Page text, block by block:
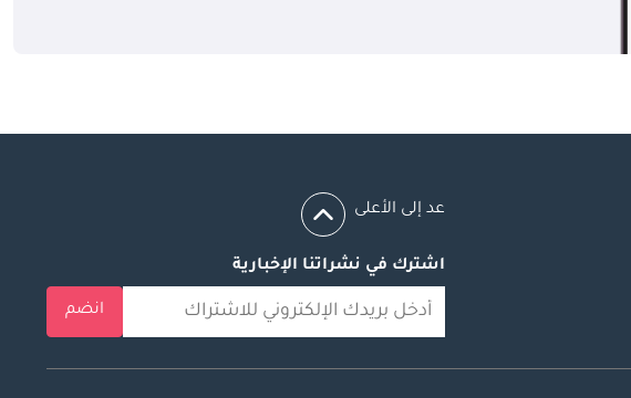
عد إلى الأعلى
اشترك في نشراتنا الإخبارية
انضم